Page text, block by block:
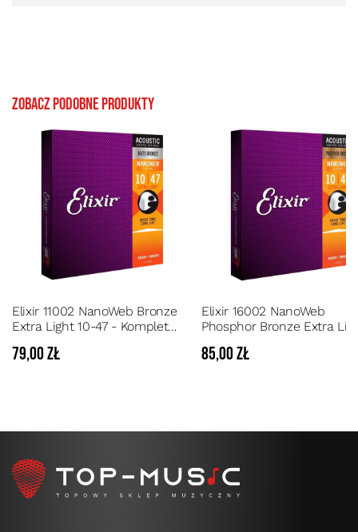
Zobacz podobne produkty
Elixir 11002 NanoWeb Bronze
Extra Light 10-47 - Komplet
przedłużonej żywotności
79,00 zł
Elixir 16002 NanoWeb
Phosphor Bronze Extra
akustycznej o przedłużonej
85,00 zł